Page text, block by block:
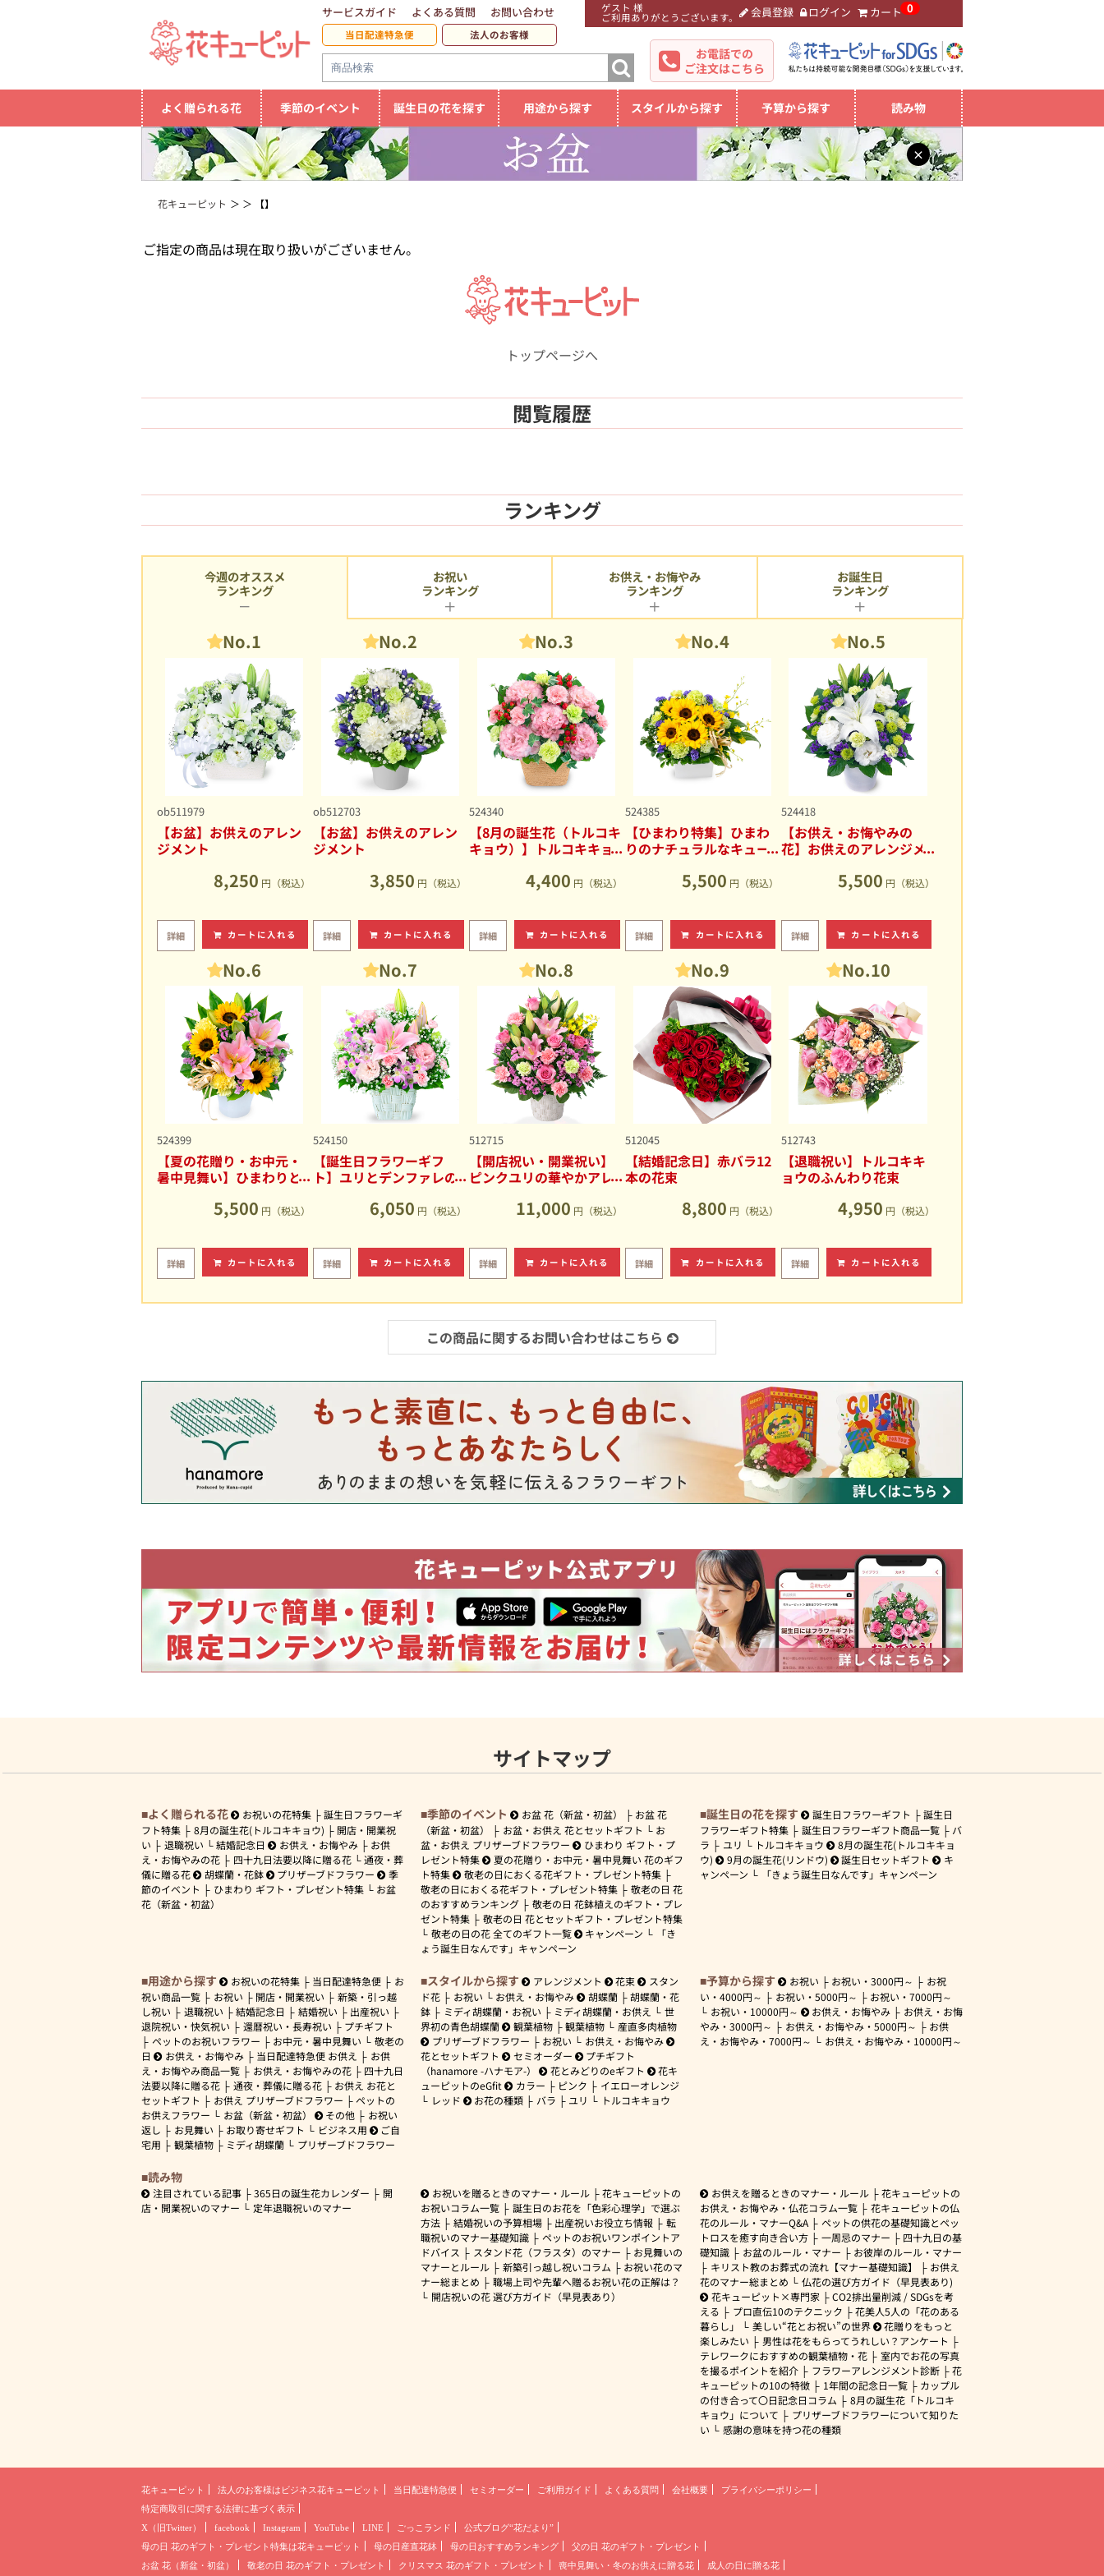
ゲスト 様
ご利用ありがとうございます。 会員登録 ログイン カート 0
サービスガイド よくある質問 お問い合わせ
当日配達特急便 法人のお客様
お電話での
ご注文はこちら
よく贈られる花 季節のイベント 誕生日の花を探す 用途から探す スタイルから探す 予算から探す 読み物
×
花キューピット 【】
ご指定の商品は現在取り扱いがございません。
トップページへ
閲覧履歴
ランキング
今週のオススメ
ランキング
No.1
ob511979
【お盆】お供えのアレン
ジメント
8,250 円（税込）
詳細 カートに入れる
No.2
ob512703
【お盆】お供えのアレン
ジメント
3,850 円（税込）
詳細 カートに入れる
No.3
524340
【8月の誕生花（トルコキ
キョウ）】トルコキキョ
4,400 円（税込）
詳細 カートに入れる
No.4
524385
【ひまわり特集】ひまわ
りのナチュラルなキュー
5,500 円（税込）
詳細 カートに入れる
No.5
524418
【お供え・お悔やみの
花】お供えのアレンジメ
5,500 円（税込）
詳細 カートに入れる
No.6
524399
【夏の花贈り・お中元・
暑中見舞い】ひまわりと
5,500 円（税込）
詳細 カートに入れる
No.7
524150
【誕生日フラワーギフ
ト】ユリとデンファレの
6,050 円（税込）
詳細 カートに入れる
No.8
512715
【開店祝い・開業祝い】
ピンクユリの華やかアレ
11,000 円（税込）
詳細 カートに入れる
No.9
512045
【結婚記念日】赤バラ12
本の花束
8,800 円（税込）
詳細 カートに入れる
No.10
512743
【退職祝い】トルコキキ
ョウのふんわり花束
4,950 円（税込）
詳細 カートに入れる
お祝い
ランキング
お供え・お悔やみ
ランキング
お誕生日
ランキング
この商品に関するお問い合わせはこちら
サイトマップ
よく贈られる花 お祝いの花特集
誕生日フラワーギ
フト特集
8月の誕生花(トルコキキョウ)
開店・開業祝
い
退職祝い 結婚記念日 お供え・お悔やみ
お供
え・お悔やみの花
四十九日法要以降に贈る花
通夜・葬
儀に贈る花
胡蝶蘭・花鉢 プリザーブドフラワー
季
節のイベント
ひまわり ギフト・プレゼント特集
お盆
花（新盆・初盆）
季節のイベント お盆 花（新盆・初盆）
お盆 花
（新盆・初盆）
お盆・お供え 花とセットギフト
お
盆・お供え プリザーブドフラワー
ひまわり ギフト・プ
レゼント特集
夏の花贈り・お中元・暑中見舞い 花のギフ
ト特集
敬老の日におくる花ギフト・プレゼント特集
敬老の日におくる花ギフト・プレゼント特集
敬老の日 花
のおすすめランキング
敬老の日 花鉢植えのギフト・プレ
ゼント特集
敬老の日 花とセットギフト・プレゼント特集
敬老の日の花 全てのギフト一覧
キャンペーン
「き
ょう誕生日なんです」キャンペーン
誕生日の花を探す 誕生日フラワーギフト
誕生日
フラワーギフト特集
誕生日フラワーギフト商品一覧
バ
ラ
ユリ トルコキキョウ
8月の誕生花(トルコキキョ
ウ)
9月の誕生花(リンドウ) 誕生日セットギフト
キ
ャンペーン
「きょう誕生日なんです」キャンペーン
用途から探す お祝いの花特集 当日配達特急便
お
祝い商品一覧
お祝い 開店・開業祝い
新築・引っ越
し祝い
退職祝い 結婚記念日 結婚祝い
出産祝い
退院祝い・快気祝い
還暦祝い・長寿祝い
プチギフト
ペットのお祝いフラワー
お中元・暑中見舞い
敬老の
日
お供え・お悔やみ 当日配達特急便 お供え
お供
え・お悔やみ商品一覧
お供え・お悔やみの花
四十九日
法要以降に贈る花
通夜・葬儀に贈る花
お供え お花と
セットギフト
お供え プリザーブドフラワー
ペットの
お供えフラワー
お盆（新盆・初盆） その他
お祝い
返し
お見舞い お取り寄せギフト ビジネス用
ご自
宅用
観葉植物 ミディ胡蝶蘭 プリザーブドフラワー
スタイルから探す アレンジメント 花束
スタン
ド花
お祝い お供え・お悔やみ 胡蝶蘭
胡蝶蘭・花
鉢
ミディ胡蝶蘭・お祝い ミディ胡蝶蘭・お供え
世
界初の青色胡蝶蘭
観葉植物 観葉植物
産直多肉植物
プリザーブドフラワー
お祝い
お供え・お悔やみ
花とセットギフト
セミオーダー
プチギフト
（hanamore -ハナモア-）
花とみどりのeギフト
花キ
ューピットのeGfit
カラー ピンク
イエローオレンジ
レッド
お花の種類 バラ ユリ トルコキキョウ
予算から探す お祝い お祝い・3000円～
お祝
い・ 4000円～ お祝い・ 5000円～ お祝い・7000円～
お祝い・ 10000円～ お供え・お悔やみ
お供え・お悔
やみ・ 3000円～ お供え・お悔やみ・ 5000円～
お供
え・お悔やみ・ 7000円～ お供え・お悔やみ・ 10000円～
読み物
注目されている記事 365日の誕生花カレンダー
開
店・開業祝いのマナー
定年退職祝いのマナー
お祝いを贈るときのマナー・ルール
花キューピットの
お祝いコラム一覧
誕生日のお花を「色彩心理学」で選ぶ
方法
結婚祝いの予算相場 出産祝いお役立ち情報
転
職祝いのマナー基礎知識
ペットのお祝いワンポイントア
ドバイス
スタンド花（フラスタ）のマナー
お見舞いの
マナーとルール
新築引っ越し祝いコラム
お祝い花のマ
ナー総まとめ
職場上司や先輩へ贈るお祝い花の正解は？
開店祝いの花 選び方ガイド（早見表あり）
お供えを贈るときのマナー・ルール
花キューピットの
お供え・お悔やみ・仏花コラム一覧
花キューピットの仏
花のルール・マナーQ&A
ペットの供花の基礎知識とペッ
トロスを癒す向き合い方
一周忌のマナー
四十九日の基
礎知識
お盆のルール・マナー
お彼岸のルール・マナー
キリスト教のお葬式の流れ【マナー基礎知識】
お供え
花のマナー総まとめ
仏花の選び方ガイド（早見表あり)
花キューピット×専門家
CO2排出量削減 / SDGsを考
える
プロ直伝10のテクニック
花美人5人の「花のある
暮らし」
美しい“花とお祝い”の世界
花贈りをもっと
楽しみたい
男性は花をもらってうれしい？アンケート
テレワークにおすすめの観葉植物・花
室内でお花の写真
を撮るポイントを紹介
フラワーアレンジメント診断
花
キューピットの10の特徴
1年間の記念日一覧
カップル
の付き合って〇日記念日コラム
8月の誕生花「トルコキ
キョウ」について
プリザーブドフラワーについて知りた
い
感謝の意味を持つ花の種類
花キューピット 法人のお客様は ビジネス花キューピット 当日配達特急便 セミオーダー ご利用ガイド よくある質問 会社概要
プライバシーポリシー
特定商取引に関する法律に基づく表示
X（旧Twitter）
facebook Instagram YouTube LINE ごっこランド
公式ブログ“花だより”
母の日 花のギフト・プレゼント 特集は花キューピット 母の日産直花鉢 母の日おすすめランキング
父の日 花のギフト・プレゼント
お盆 花（新盆・初盆）
敬老の日 花のギフト・プレゼント クリスマス 花のギフト・プレゼント 喪中見舞い・冬のお供えに贈る花 成人の日に贈る花